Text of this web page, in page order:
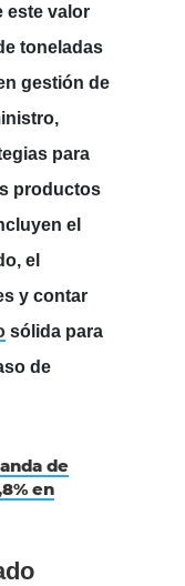
este valor
toneladas
gestión de
para
productos
el
el
y contar
sólida para
de
de
en